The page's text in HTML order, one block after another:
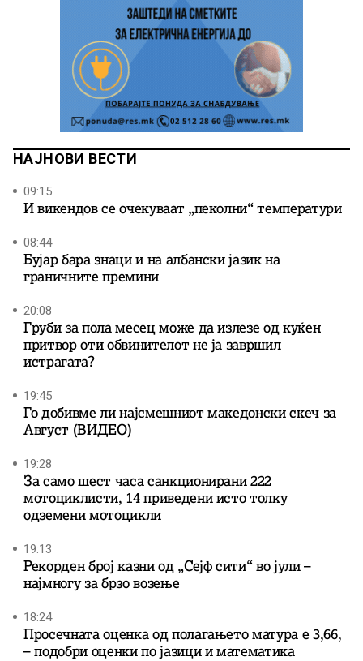
НАЈНОВИ ВЕСТИ
09:15
И викендов се очекуваат „пеколни“ температури
08:44
Бујар бара знаци и на албански јазик на
граничните премини
20:08
Груби за пола месец може да излезе од куќен
притвор оти обвинителот не ја завршил
истрагата?
19:45
Го добивме ли најсмешниот македонски скеч за
Август (ВИДЕО)
19:28
За само шест часа санкционирани 222
мотоциклисти, 14 приведени исто толку
одземени мотоцикли
19:13
Рекорден број казни од „Сејф сити“ во јули –
најмногу за брзо возење
18:24
Просечната оценка од полагањето матура е 3,66,
– подобри оценки по јазици и математика